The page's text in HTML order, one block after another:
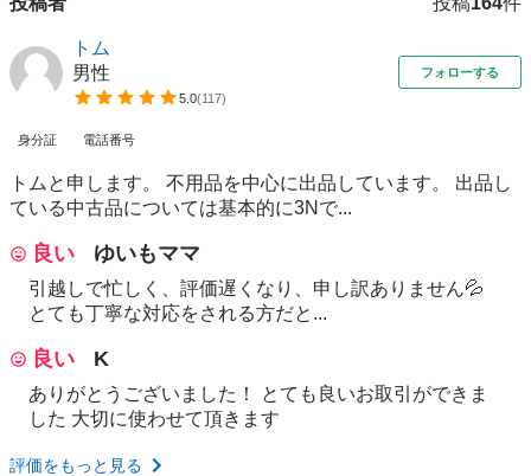
トム
男性
5.0(117)
フォローする
身分証 電話番号
トムと申します。 不用品を中心に出品しています。 出品し
ている中古品については基本的に3Nで...
良い ゆいもママ
引越しで忙しく、評価遅くなり、申し訳ありません💦
とても丁寧な対応をされる方だと...
良い K
ありがとうございました！ とても良いお取引ができま
した 大切に使わせて頂きます
評価をもっと見る